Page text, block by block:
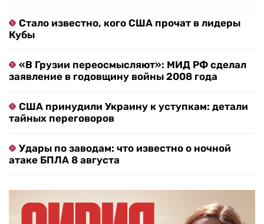
Стало известно, кого США прочат в лидеры
Кубы
«В Грузии переосмысляют»: МИД РФ сделал
заявление в годовщину войны 2008 года
США принудили Украину к уступкам: детали
тайных переговоров
Удары по заводам: что известно о ночной
атаке БПЛА 8 августа